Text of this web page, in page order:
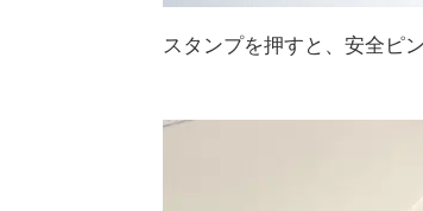
スタンプを押すと、安全ピ